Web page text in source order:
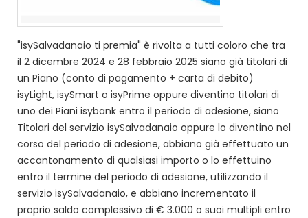
"isySalvadanaio ti premia" è rivolta a tutti coloro che tra
il 2 dicembre 2024 e 28 febbraio 2025 siano già titolari di
un Piano (conto di pagamento + carta di debito)
isyLight, isySmart o isyPrime oppure diventino titolari di
uno dei Piani isybank entro il periodo di adesione, siano
Titolari del servizio isySalvadanaio oppure lo diventino nel
corso del periodo di adesione, abbiano già effettuato un
accantonamento di qualsiasi importo o lo effettuino
entro il termine del periodo di adesione, utilizzando il
servizio isySalvadanaio, e abbiano incrementato il
proprio saldo complessivo di € 3.000 o suoi multipli entro